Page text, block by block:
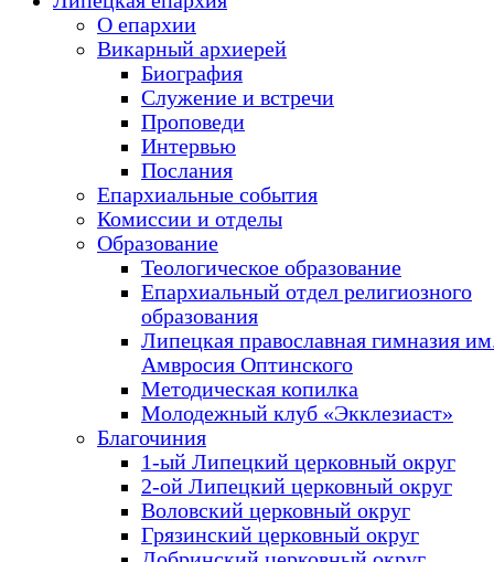
О епархии
Викарный архиерей
Биография
Служение и встречи
Проповеди
Интервью
Послания
Епархиальные события
Комиссии и отделы
Образование
Теологическое образование
Епархиальный отдел религиозного
образования
Липецкая православная гимназия
Амвросия Оптинского
Методическая копилка
Молодежный клуб «Экклезиаст»
Благочиния
1-ый Липецкий церковный округ
2-ой Липецкий церковный округ
Воловский церковный округ
Грязинский церковный округ